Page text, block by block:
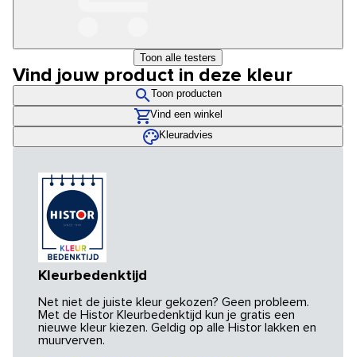
Toon alle testers
Vind jouw product in deze kleur
Toon producten
Vind een winkel
Kleuradvies
Kleurbedenktijd
Net niet de juiste kleur gekozen? Geen probleem.
Met de Histor Kleurbedenktijd kun je gratis een
nieuwe kleur kiezen. Geldig op alle Histor lakken en
muurverven.